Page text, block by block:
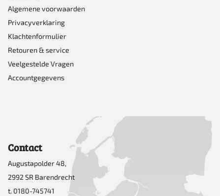
Algemene voorwaarden
Privacyverklaring
Klachtenformulier
Retouren & service
Veelgestelde Vragen
Accountgegevens
Contact
Augustapolder 48,
2992 SR Barendrecht
t. 0180-745741